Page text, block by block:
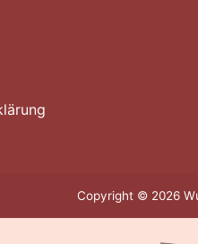
Copyright © 2026